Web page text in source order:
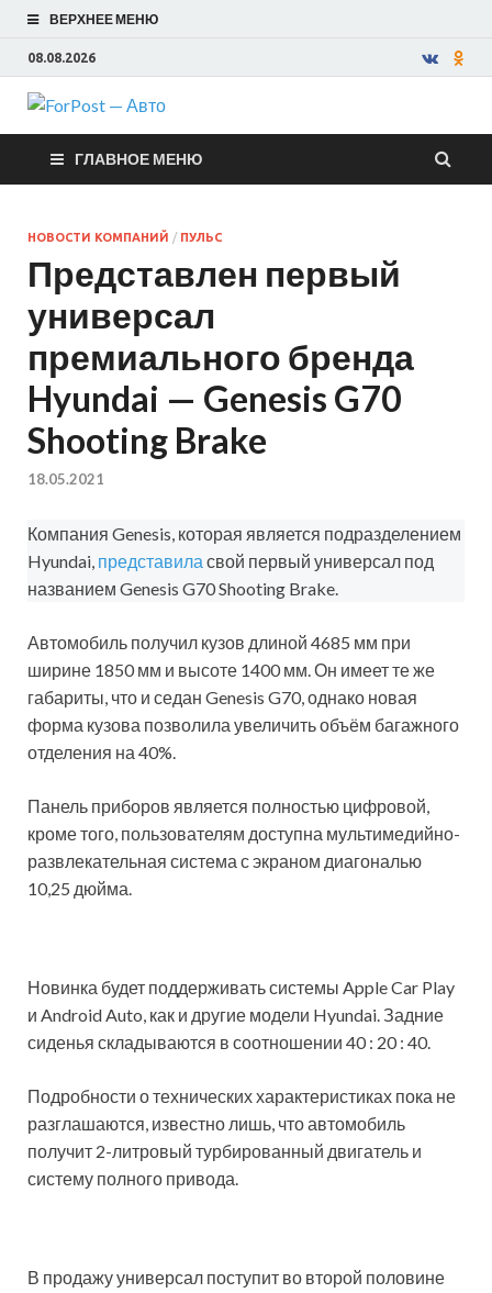
ВЕРХНЕЕ МЕНЮ
08.08.2026
ForPost —
Авто
ГЛАВНОЕ МЕНЮ
НОВОСТИ КОМПАНИЙ / ПУЛЬС
Представлен первый
универсал
премиального бренда
Hyundai — Genesis G70
Shooting Brake
18.05.2021
Компания Genesis, которая является подразделением
Hyundai, представила свой первый универсал под
названием Genesis G70 Shooting Brake.
Автомобиль получил кузов длиной 4685 мм при
ширине 1850 мм и высоте 1400 мм. Он имеет те же
габариты, что и седан Genesis G70, однако новая
форма кузова позволила увеличить объём багажного
отделения на 40%.
Панель приборов является полностью цифровой,
кроме того, пользователям доступна мультимедийно-
развлекательная система с экраном диагональю
10,25 дюйма.
Новинка будет поддерживать системы Apple Car Play
и Android Auto, как и другие модели Hyundai. Задние
сиденья складываются в соотношении 40 : 20 : 40.
Подробности о технических характеристиках пока не
разглашаются, известно лишь, что автомобиль
получит 2-литровый турбированный двигатель и
систему полного привода.
В продажу универсал поступит во второй половине